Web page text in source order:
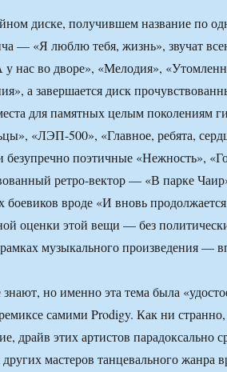
диске, получившем название по
— «Я люблю тебя, жизнь», звучат
нас во дворе», «Мелодия»,
а завершается диск
для памятных целым поколениям
«ЛЭП-500», «Главное, ребята,
безупречно поэтичные «Нежность»,
ретро-вектор — «В парке
боевиков вроде «И вновь
оценки этой вещи — без
музыкального произведения —
но именно эта тема была
самими Prodigy. Как ни странно,
драйв этих артистов парадоксально
мастеров танцевального жанра